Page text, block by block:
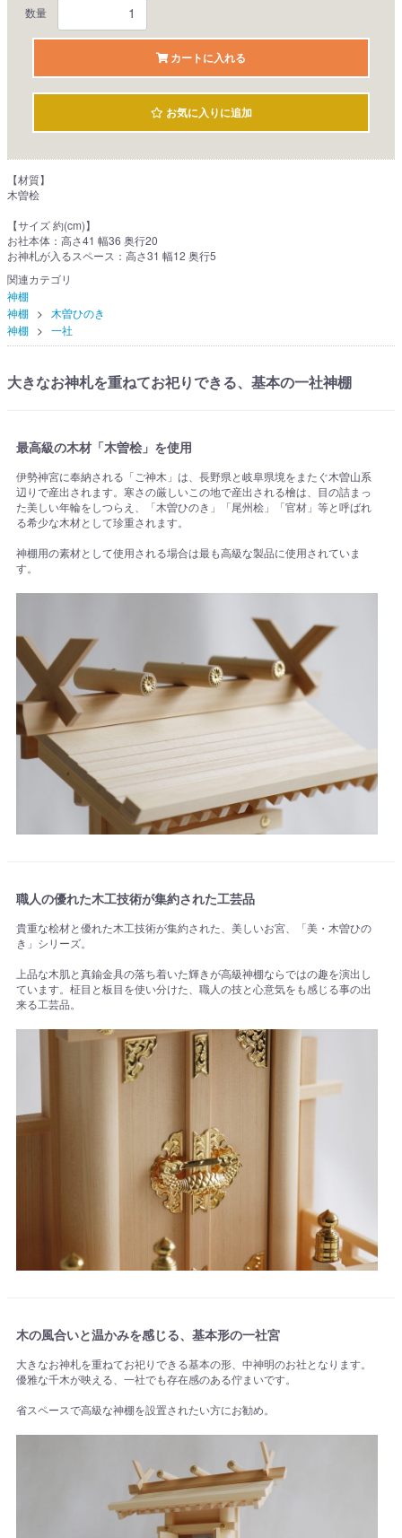
数量
カートに入れる
お気に入りに追加
【材質】
木曽桧
【サイズ 約(cm)】
お社本体：高さ41 幅36 奥行20
お神札が入るスペース：高さ31 幅12 奥行5
関連カテゴリ
神棚
神棚
木曽ひのき
神棚
一社
大きなお神札を重ねてお祀りできる、基本の一社神棚
最高級の木材「木曽桧」を使用
伊勢神宮に奉納される「ご神木」は、長野県と岐阜県境をまたぐ木曽山系
辺りで産出されます。寒さの厳しいこの地で産出される檜は、目の詰まっ
た美しい年輪をしつらえ、「木曽ひのき」「尾州桧」「官材」等と呼ばれ
る希少な木材として珍重されます。
神棚用の素材として使用される場合は最も高級な製品に使用されていま
す。
職人の優れた木工技術が集約された工芸品
貴重な桧材と優れた木工技術が集約された、美しいお宮、「美・木曽ひの
き」シリーズ。
上品な木肌と真鍮金具の落ち着いた輝きが高級神棚ならではの趣を演出し
ています。柾目と板目を使い分けた、職人の技と心意気をも感じる事の出
来る工芸品。
木の風合いと温かみを感じる、基本形の一社宮
大きなお神札を重ねてお祀りできる基本の形、中神明のお社となります。
優雅な千木が映える、一社でも存在感のある佇まいです。
省スペースで高級な神棚を設置されたい方にお勧め。